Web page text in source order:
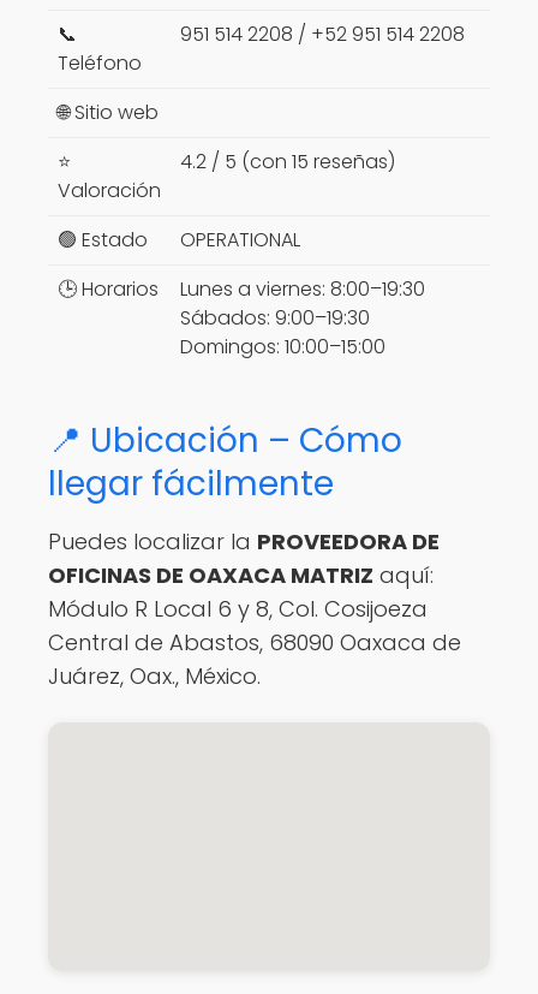
📞
Teléfono
951 514 2208 / +52 951 514 2208
🌐 Sitio web
⭐
Valoración
4.2 / 5 (con 15 reseñas)
🟢 Estado
OPERATIONAL
🕒 Horarios
Lunes a viernes: 8:00–19:30
Sábados: 9:00–19:30
Domingos: 10:00–15:00
📍 Ubicación – Cómo
llegar fácilmente
Puedes localizar la PROVEEDORA DE
OFICINAS DE OAXACA MATRIZ aquí:
Módulo R Local 6 y 8, Col. Cosijoeza
Central de Abastos, 68090 Oaxaca de
Juárez, Oax., México.